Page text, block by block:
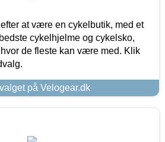
at være en cykelbutik, med et
cykelhjelme og cykelsko,
de fleste kan være med. Klik
på Velogear.dk